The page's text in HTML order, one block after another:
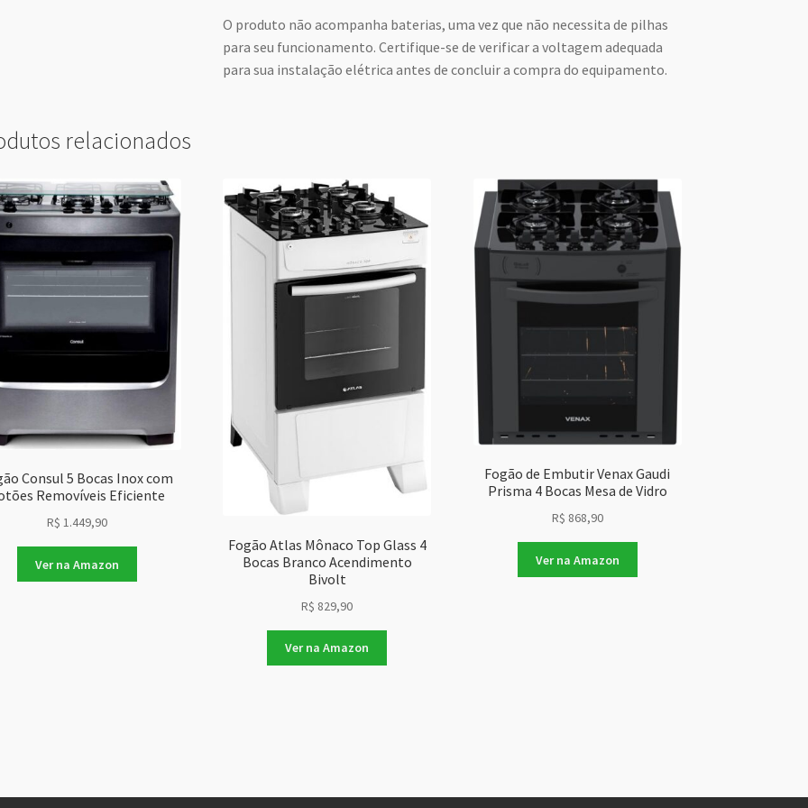
O produto não acompanha baterias, uma vez que não necessita de pilhas
para seu funcionamento. Certifique-se de verificar a voltagem adequada
para sua instalação elétrica antes de concluir a compra do equipamento.
relacionados
Consul 5 Bocas Inox com
Removíveis Eficiente
R$ 1.449,90
Ver na Amazon
Fogão Atlas Mônaco Top Glass 4
Bocas Branco Acendimento
Bivolt
R$ 829,90
Ver na Amazon
Fogão de Embutir Venax Gaudi
Prisma 4 Bocas Mesa de Vidro
R$ 868,90
Ver na Amazon